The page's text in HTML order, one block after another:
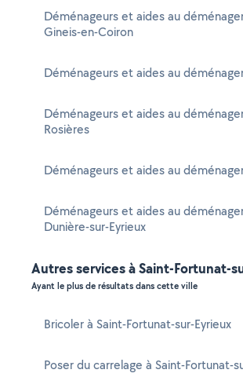
Déménageurs et aides au
Gineis-en-Coiron
Déménageurs et aides au
Déménageurs et aides au
Rosières
Déménageurs et aides au
Déménageurs et aides au
Dunière-sur-Eyrieux
Autres services à Saint-Fortunat-
Ayant le plus de résultats dans cette ville
Bricoler à Saint-Fortunat-sur-Eyrieux
Poser du carrelage à Saint-Fortunat-